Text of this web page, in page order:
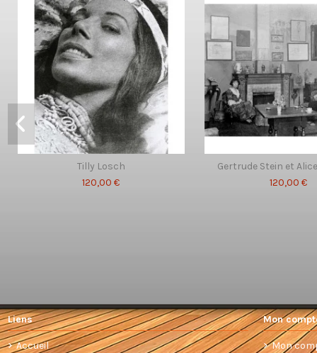
Tilly Losch
120,00 €
Gertrude Stein et
120,00 €
Liens
Accueil
Mon
Mon